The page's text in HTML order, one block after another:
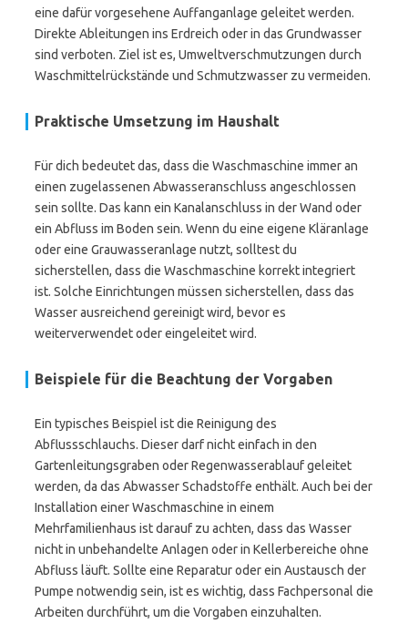
eine dafür vorgesehene Auffanganlage geleitet werden.
Direkte Ableitungen ins Erdreich oder in das Grundwasser
sind verboten. Ziel ist es, Umweltverschmutzungen durch
Waschmittelrückstände und Schmutzwasser zu vermeiden.
Praktische Umsetzung im Haushalt
Für dich bedeutet das, dass die Waschmaschine immer an
einen zugelassenen Abwasseranschluss angeschlossen
sein sollte. Das kann ein Kanalanschluss in der Wand oder
ein Abfluss im Boden sein. Wenn du eine eigene Kläranlage
oder eine Grauwasseranlage nutzt, solltest du
sicherstellen, dass die Waschmaschine korrekt integriert
ist. Solche Einrichtungen müssen sicherstellen, dass das
Wasser ausreichend gereinigt wird, bevor es
weiterverwendet oder eingeleitet wird.
Beispiele für die Beachtung der Vorgaben
Ein typisches Beispiel ist die Reinigung des
Abflussschlauchs. Dieser darf nicht einfach in den
Gartenleitungsgraben oder Regenwasserablauf geleitet
werden, da das Abwasser Schadstoffe enthält. Auch bei der
Installation einer Waschmaschine in einem
Mehrfamilienhaus ist darauf zu achten, dass das Wasser
nicht in unbehandelte Anlagen oder in Kellerbereiche ohne
Abfluss läuft. Sollte eine Reparatur oder ein Austausch der
Pumpe notwendig sein, ist es wichtig, dass Fachpersonal die
Arbeiten durchführt, um die Vorgaben einzuhalten.